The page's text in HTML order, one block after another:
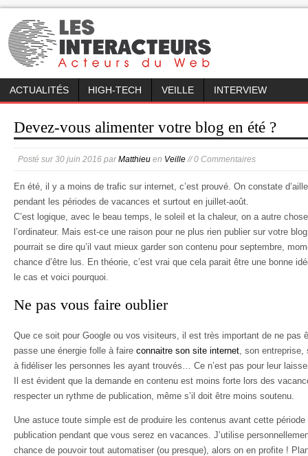
ACTUALITÉS HIGH-TECH VEILLE INTERVIEW
Devez-vous alimenter votre blog en été ?
Posté sur30 juin 2016 parMatthieu en Veille// 0 Commentaires
En été, il y a moins de trafic sur internet, c’est prouvé. On constate
pendant les périodes de vacances et surtout en juillet-août.
C’est logique, avec le beau temps, le soleil et la chaleur, on a autre
l’ordinateur. Mais est-ce une raison pour ne plus rien publier sur votre
pourrait se dire qu’il vaut mieux garder son contenu pour septembre,
chance d’être lus. En théorie, c’est vrai que cela parait être une bonne
le cas et voici pourquoi.
Ne pas vous faire oublier
Que ce soit pour Google ou vos visiteurs, il est très important de ne pas
passe une énergie folle à faire connaitre son site internet , son
à fidéliser les personnes les ayant trouvés… Ce n’est pas pour leur
Il est évident que la demande en contenu est moins forte lors des
respecter un rythme de publication, même s’il doit être moins soutenu.
Une astuce toute simple est de produire les contenus avant cette
publication pendant que vous serez en vacances. J’utilise
chance de pouvoir tout automatiser (ou presque), alors on en profite !